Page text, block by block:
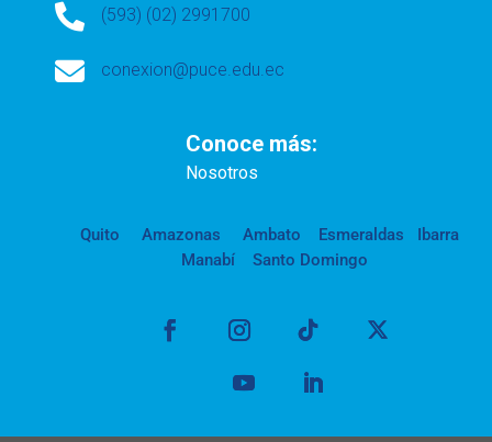
 (593) (02) 2991700
 conexion@puce.edu.ec
Conoce más:
Nosotros
Quito Amazonas Ambato Esmeraldas
Ibarra
Manabí
Santo Domingo